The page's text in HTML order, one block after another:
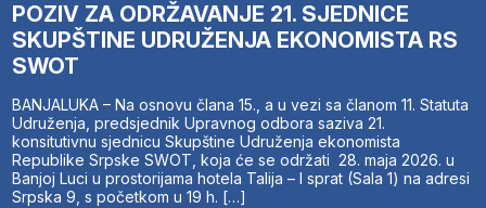
POZIV ZA ODRŽAVANJE 21. SJEDNICE
SKUPŠTINE UDRUŽENJA EKONOMISTA RS
SWOT
BANJALUKA – Na osnovu člana 15., a u vezi sa članom 11. Statuta
Udruženja, predsjednik Upravnog odbora saziva 21.
konsitutivnu sjednicu Skupštine Udruženja ekonomista
Republike Srpske SWOT, koja će se održati 28. maja 2026. u
Banjoj Luci u prostorijama hotela Talija – I sprat (Sala 1) na adresi
Srpska 9, s početkom u 19 h. […]